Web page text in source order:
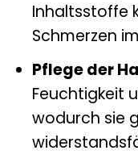
Inhaltsstoffe
Schmerzen
Pflege der
Feuchtigkeit
wodurch sie